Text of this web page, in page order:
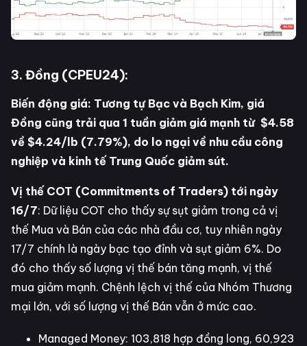
3. Đồng (CPEU24):
Biến động giá: Tương tự Bạc và Bạch Kim, giá
Đồng cũng trải qua 1 tuần giảm giá mạnh từ $4.58
về $4.24/lb (7.79%), do lo ngại về nhu cầu công
nghiệp và kinh tế Trung Quốc giảm sút.
Vị thế COT (Commitments of Traders) tới ngày
16/7: Dữ liệu COT cho thấy sự sụt giảm trong cả vị
thế Mua và Bán của các nhà đầu cơ, tuy nhiên ngày
17/7 chính là ngày bạc tạo đỉnh và sụt giảm 6%. Do
đó cho thấy số lượng vị thế bán tăng mạnh, vị thế
mua giảm mạnh. Chệnh lệch vị thế của Nhóm Thương
mại lớn, với số lượng vị thế Bán vẫn ở mức cao.
Managed Money: 103,818 hợp đồng long, 60,923